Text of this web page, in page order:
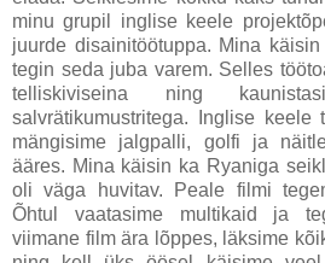
minu grupil inglise keele
juurde disainitöötuppa. Mina
tegin seda juba varem. Selles
telliskiviseina ning
salvrätikumustritega. Inglise
mängisime jalgpalli, golfi ja
ääres. Mina käisin ka Ryaniga
oli väga huvitav. Peale filmi
Õhtul vaatasime multikaid ja
viimane film ära lõppes, läksime